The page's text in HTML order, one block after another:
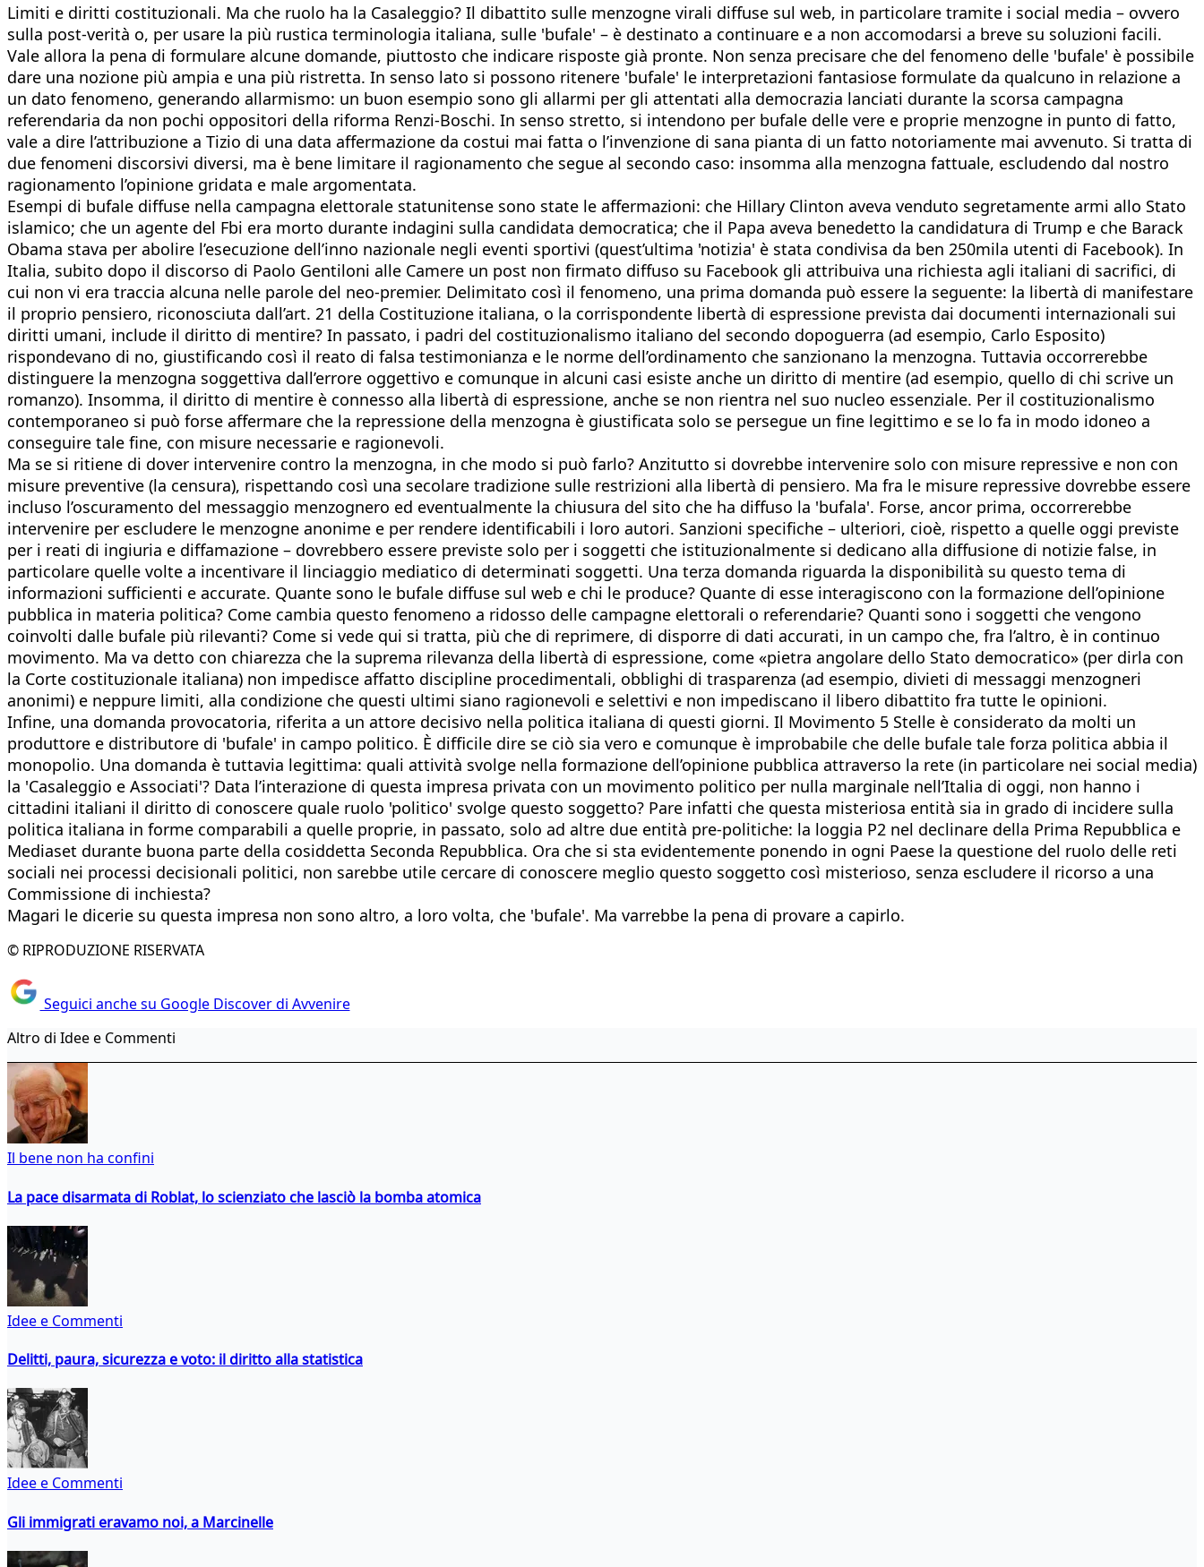
Limiti e diritti costituzionali. Ma che ruolo ha la Casaleggio? Il dibattito sulle menzogne virali diffuse sul web, in particolare tramite i social media – ovvero
sulla post-verità o, per usare la più rustica terminologia italiana, sulle 'bufale' – è destinato a continuare e a non accomodarsi a breve su soluzioni facili.
Vale allora la pena di formulare alcune domande, piuttosto che indicare risposte già pronte. Non senza precisare che del fenomeno delle 'bufale' è possibile
dare una nozione più ampia e una più ristretta. In senso lato si possono ritenere 'bufale' le interpretazioni fantasiose formulate da qualcuno in relazione a
un dato fenomeno, generando allarmismo: un buon esempio sono gli allarmi per gli attentati alla democrazia lanciati durante la scorsa campagna
referendaria da non pochi oppositori della riforma Renzi-Boschi. In senso stretto, si intendono per bufale delle vere e proprie menzogne in punto di fatto,
vale a dire l’attribuzione a Tizio di una data affermazione da costui mai fatta o l’invenzione di sana pianta di un fatto notoriamente mai avvenuto. Si tratta di
due fenomeni discorsivi diversi, ma è bene limitare il ragionamento che segue al secondo caso: insomma alla menzogna fattuale, escludendo dal nostro
ragionamento l’opinione gridata e male argomentata.
Esempi di bufale diffuse nella campagna elettorale statunitense sono state le affermazioni: che Hillary Clinton aveva venduto segretamente armi allo Stato
islamico; che un agente del Fbi era morto durante indagini sulla candidata democratica; che il Papa aveva benedetto la candidatura di Trump e che Barack
Obama stava per abolire l’esecuzione dell’inno nazionale negli eventi sportivi (quest’ultima 'notizia' è stata condivisa da ben 250mila utenti di Facebook). In
Italia, subito dopo il discorso di Paolo Gentiloni alle Camere un post non firmato diffuso su Facebook gli attribuiva una richiesta agli italiani di sacrifici, di
cui non vi era traccia alcuna nelle parole del neo-premier. Delimitato così il fenomeno, una prima domanda può essere la seguente: la libertà di manifestare
il proprio pensiero, riconosciuta dall’art. 21 della Costituzione italiana, o la corrispondente libertà di espressione prevista dai documenti internazionali sui
diritti umani, include il diritto di mentire? In passato, i padri del costituzionalismo italiano del secondo dopoguerra (ad esempio, Carlo Esposito)
rispondevano di no, giustificando così il reato di falsa testimonianza e le norme dell’ordinamento che sanzionano la menzogna. Tuttavia occorrerebbe
distinguere la menzogna soggettiva dall’errore oggettivo e comunque in alcuni casi esiste anche un diritto di mentire (ad esempio, quello di chi scrive un
romanzo). Insomma, il diritto di mentire è connesso alla libertà di espressione, anche se non rientra nel suo nucleo essenziale. Per il costituzionalismo
contemporaneo si può forse affermare che la repressione della menzogna è giustificata solo se persegue un fine legittimo e se lo fa in modo idoneo a
conseguire tale fine, con misure necessarie e ragionevoli.
Ma se si ritiene di dover intervenire contro la menzogna, in che modo si può farlo? Anzitutto si dovrebbe intervenire solo con misure repressive e non con
misure preventive (la censura), rispettando così una secolare tradizione sulle restrizioni alla libertà di pensiero. Ma fra le misure repressive dovrebbe essere
incluso l’oscuramento del messaggio menzognero ed eventualmente la chiusura del sito che ha diffuso la 'bufala'. Forse, ancor prima, occorrerebbe
intervenire per escludere le menzogne anonime e per rendere identificabili i loro autori. Sanzioni specifiche – ulteriori, cioè, rispetto a quelle oggi previste
per i reati di ingiuria e diffamazione – dovrebbero essere previste solo per i soggetti che istituzionalmente si dedicano alla diffusione di notizie false, in
particolare quelle volte a incentivare il linciaggio mediatico di determinati soggetti. Una terza domanda riguarda la disponibilità su questo tema di
informazioni sufficienti e accurate. Quante sono le bufale diffuse sul web e chi le produce? Quante di esse interagiscono con la formazione dell’opinione
pubblica in materia politica? Come cambia questo fenomeno a ridosso delle campagne elettorali o referendarie? Quanti sono i soggetti che vengono
coinvolti dalle bufale più rilevanti? Come si vede qui si tratta, più che di reprimere, di disporre di dati accurati, in un campo che, fra l’altro, è in continuo
movimento. Ma va detto con chiarezza che la suprema rilevanza della libertà di espressione, come «pietra angolare dello Stato democratico» (per dirla con
la Corte costituzionale italiana) non impedisce affatto discipline procedimentali, obblighi di trasparenza (ad esempio, divieti di messaggi menzogneri
anonimi) e neppure limiti, alla condizione che questi ultimi siano ragionevoli e selettivi e non impediscano il libero dibattito fra tutte le opinioni.
Infine, una domanda provocatoria, riferita a un attore decisivo nella politica italiana di questi giorni. Il Movimento 5 Stelle è considerato da molti un
produttore e distributore di 'bufale' in campo politico. È difficile dire se ciò sia vero e comunque è improbabile che delle bufale tale forza politica abbia il
monopolio. Una domanda è tuttavia legittima: quali attività svolge nella formazione dell’opinione pubblica attraverso la rete (in particolare nei social media)
la 'Casaleggio e Associati'? Data l’interazione di questa impresa privata con un movimento politico per nulla marginale nell’Italia di oggi, non hanno i
cittadini italiani il diritto di conoscere quale ruolo 'politico' svolge questo soggetto? Pare infatti che questa misteriosa entità sia in grado di incidere sulla
politica italiana in forme comparabili a quelle proprie, in passato, solo ad altre due entità pre-politiche: la loggia P2 nel declinare della Prima Repubblica e
Mediaset durante buona parte della cosiddetta Seconda Repubblica. Ora che si sta evidentemente ponendo in ogni Paese la questione del ruolo delle reti
sociali nei processi decisionali politici, non sarebbe utile cercare di conoscere meglio questo soggetto così misterioso, senza escludere il ricorso a una
Commissione di inchiesta?
Magari le dicerie su questa impresa non sono altro, a loro volta, che 'bufale'. Ma varrebbe la pena di provare a capirlo.
© RIPRODUZIONE RISERVATA
Seguici anche su Google Discover di Avvenire
Altro di Idee e Commenti
Il bene non ha confini
La pace disarmata di Roblat, lo scienziato che lasciò la bomba atomica
Idee e Commenti
Delitti, paura, sicurezza e voto: il diritto alla statistica
Idee e Commenti
Gli immigrati eravamo noi, a Marcinelle